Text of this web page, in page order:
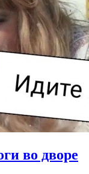
во дворе